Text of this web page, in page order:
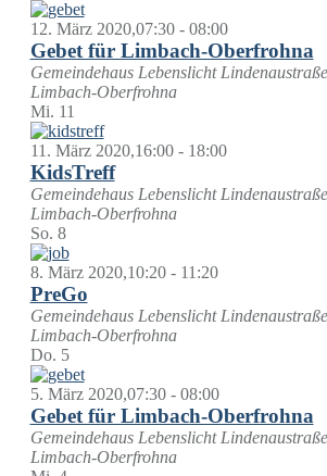
12. März 2020,07:30- 08:00
Gebet für Limbach-Oberfrohna
Gemeindehaus Lebenslicht
Limbach-Oberfrohna
Mi. 11
11. März 2020,16:00- 18:00
KidsTreff
Gemeindehaus Lebenslicht
Limbach-Oberfrohna
So. 8
8. März 2020,10:20- 11:20
PreGo
Gemeindehaus Lebenslicht
Limbach-Oberfrohna
Do. 5
5. März 2020,07:30- 08:00
Gebet für Limbach-Oberfrohna
Gemeindehaus Lebenslicht
Limbach-Oberfrohna